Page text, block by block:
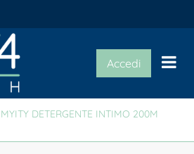
Accedi
MYITY DETERGENTE INTIMO 200M